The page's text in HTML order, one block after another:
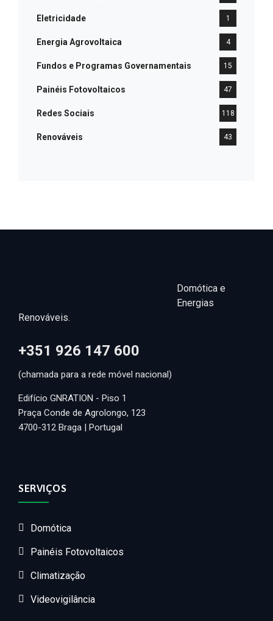
Eletricidade 1
Energia Agrovoltaica 4
Fundos e Programas Governamentais 15
Painéis Fotovoltaicos 47
Redes Sociais 118
Renováveis 43
Domótica e
Energias
Renováveis.
+351 926 147 600
(chamada para a rede móvel nacional)
Edifício GNRATION - Piso 1
Praça Conde de Agrolongo, 123
4700-312 Braga | Portugal
SERVIÇOS
Domótica
Painéis Fotovoltaicos
Climatização
Videovigilância